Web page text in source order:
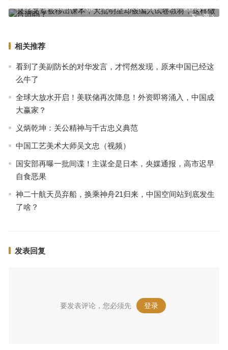
下一篇
鲁迅文章被移出课本，大批明星却被编入试卷教材，这样做合适吗？
相关推荐
看到了美副防长的对华发言，才愕然发现，原来中国已经这
么牛了
全球大放水开启！美联储再次降息！外资即将涌入，中国成
大赢家？
义炳乾坤：关公精神与千古忠义典范
中国工艺美术大师吴文忠（视频）
国安部再曝一批间谍！主谋全是日本，央媒通报，高市迟早
自食恶果
神二十航天员弃船，换乘神舟21归来，中国空间站到底发生
了啥？
发表回复
要发表评论，您必须先 登录 。